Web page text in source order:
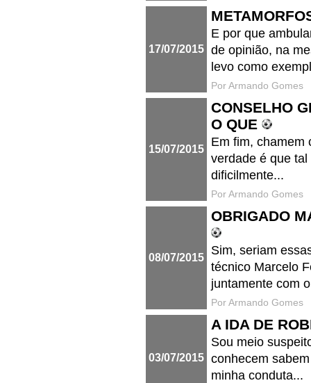
17/07/2015
E por que
de opinião, na
levo como
Por Armando Gomes
15/07/2015
CONSELHO
O QUE
Em fim, chamem
verdade é que
dificilmente...
Por Armando Gomes
08/07/2015
OBRIGADO
Sim, seriam
técnico Marcelo
juntamente com
Por Armando Gomes
03/07/2015
A IDA DE
Sou meio
conhecem
minha conduta...